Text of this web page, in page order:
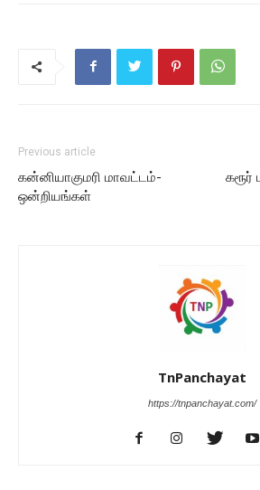
Previous article
கன்னியாகுமரி மாவட்டம்-
ஒன்றியங்கள்
TnPanchayat
https://tnpanchayat.com/